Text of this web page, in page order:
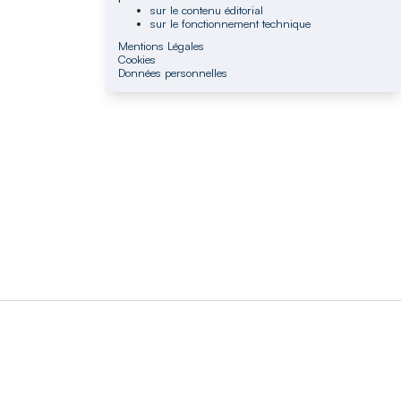
sur le contenu éditorial
sur le fonctionnement technique
Mentions Légales
Cookies
Données personnelles